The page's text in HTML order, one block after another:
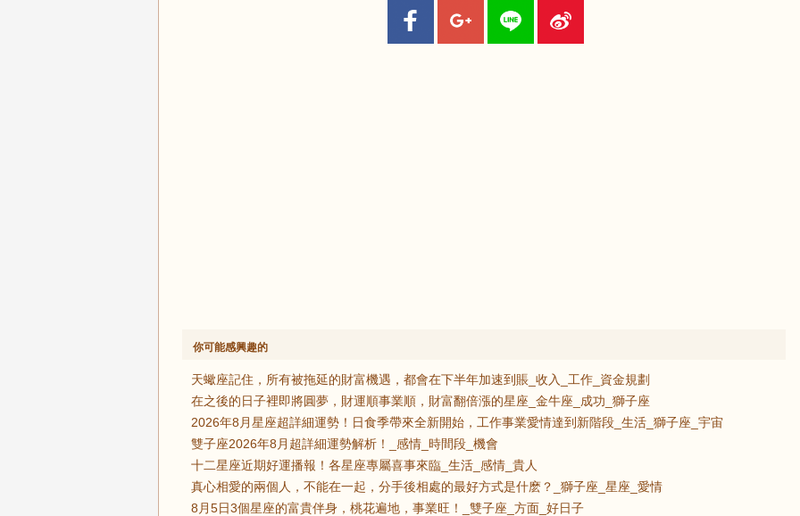
你可能感興趣的
天蠍座記住，所有被拖延的財富機遇，都會在下半年加速到賬_收入_工作_資金規劃
在之後的日子裡即將圓夢，財運順事業順，財富翻倍漲的星座_金牛座_成功_獅子座
2026年8月星座超詳細運勢！日食季帶來全新開始，工作事業愛情達到新階段_生活_獅子座_宇宙
雙子座2026年8月超詳細運勢解析！_感情_時間段_機會
十二星座近期好運播報！各星座專屬喜事來臨_生活_感情_貴人
真心相愛的兩個人，不能在一起，分手後相處的最好方式是什麽？_獅子座_星座_愛情
8月5日3個星座的富貴伴身，桃花遍地，事業旺！_雙子座_方面_好日子